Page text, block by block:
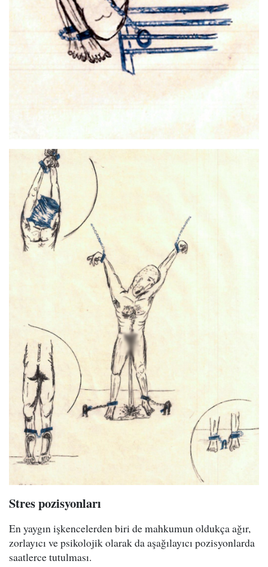
Stres pozisyonları
En yaygın işkencelerden biri de mahkumun oldukça ağır,
zorlayıcı ve psikolojik olarak da aşağılayıcı pozisyonlarda
saatlerce tutulması.